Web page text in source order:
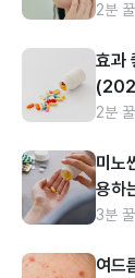
2분
효과
2분
미노
용하
3분
여드